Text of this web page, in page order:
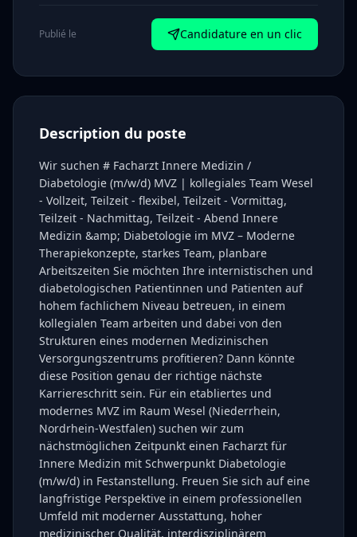
Publié le Candidature en un clic
Description du poste
Wir suchen # Facharzt Innere Medizin /
Diabetologie (m/w/d) MVZ | kollegiales Team Wesel
- Vollzeit, Teilzeit - flexibel, Teilzeit - Vormittag,
Teilzeit - Nachmittag, Teilzeit - Abend Innere
Medizin &amp; Diabetologie im MVZ – Moderne
Therapiekonzepte, starkes Team, planbare
Arbeitszeiten Sie möchten Ihre internistischen und
diabetologischen Patientinnen und Patienten auf
hohem fachlichem Niveau betreuen, in einem
kollegialen Team arbeiten und dabei von den
Strukturen eines modernen Medizinischen
Versorgungszentrums profitieren? Dann könnte
diese Position genau der richtige nächste
Karriereschritt sein. Für ein etabliertes und
modernes MVZ im Raum Wesel (Niederrhein,
Nordrhein-Westfalen) suchen wir zum
nächstmöglichen Zeitpunkt einen Facharzt für
Innere Medizin mit Schwerpunkt Diabetologie
(m/w/d) in Festanstellung. Freuen Sie sich auf eine
langfristige Perspektive in einem professionellen
Umfeld mit moderner Ausstattung, hoher
medizinischer Qualität, interdisziplinärem